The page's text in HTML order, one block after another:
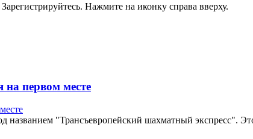
Нажмите на иконку справа вверху.
на первом месте
названием "Трансъевропейский шахматный экспресс".